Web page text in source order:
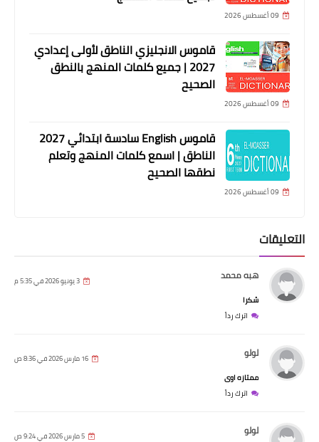
09 أغسطس 2026
قاموس الانجليزي الناطق لأولى إعدادي
2027 | جميع كلمات المنهج بالنطق
الصحيح
09 أغسطس 2026
قاموس English سادسة ابتدائي 2027
الناطق | اسمع كلمات المنهج وتعلم
نطقها الصحيح
09 أغسطس 2026
التعليقات
هبه محمد 3 يونيو 2026 في 5:35 م
شكرا
اترك رداً
لولو 16 مارس 2026 في 8:36 ص
ممتازه اوى
اترك رداً
لولو 5 مارس 2026 في 9:24 ص